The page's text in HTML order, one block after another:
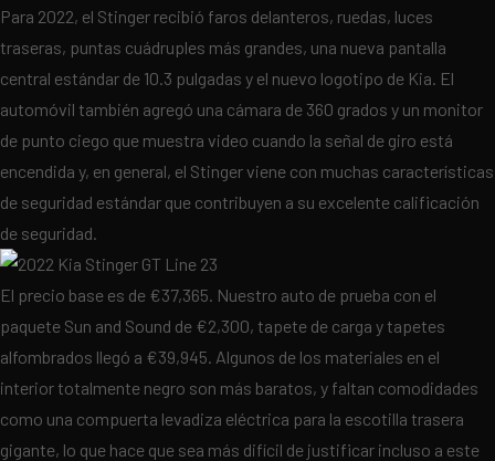
Para 2022, el Stinger recibió faros delanteros, ruedas, luces
traseras, puntas cuádruples más grandes, una nueva pantalla
central estándar de 10.3 pulgadas y el nuevo logotipo de Kia. El
automóvil también agregó una cámara de 360 ​​grados y un monitor
de punto ciego que muestra video cuando la señal de giro está
encendida y, en general, el Stinger viene con muchas características
de seguridad estándar que contribuyen a su excelente calificación
de seguridad.
El precio base es de €37,365. Nuestro auto de prueba con el
paquete Sun and Sound de €2,300, tapete de carga y tapetes
alfombrados llegó a €39,945. Algunos de los materiales en el
interior totalmente negro son más baratos, y faltan comodidades
como una compuerta levadiza eléctrica para la escotilla trasera
gigante, lo que hace que sea más difícil de justificar incluso a este